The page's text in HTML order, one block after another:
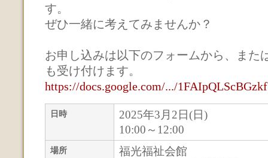
す。
ぜひ一緒に考えてみませんか？
お申し込みは以下のフォームから、また
も受け付けます。
https://docs.google.com/.../
日時
2025年3月2日(日)
10:00～12:00
場所
福光福祉会館